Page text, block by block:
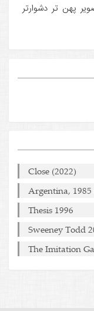
پهن تر دشوارتر
Close (2022)
Argentina, 1985
Thesis 1996
Sweeney Todd
The Imitation